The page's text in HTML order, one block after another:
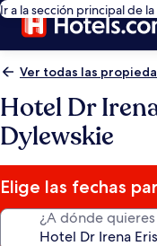
Ir a la sección principal de
Ver todas las
Hotel Dr
Dylewskie
Elige las fechas
¿A dónde